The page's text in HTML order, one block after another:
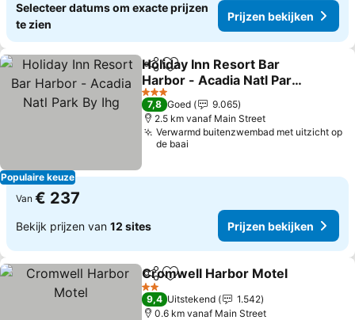
Selecteer datums om exacte prijzen
te zien
Prijzen bekijken
Populaire keuze
DelenToevoegen aan favorieten
Holiday Inn Resort Bar
Harbor - Acadia Natl Park
By Ihg
Prijzen bekijken
3 Sterren
7,8 Goed
9.065
2.5 km vanaf Main Street
Verwarmd buitenzwembad met uitzicht op
de baai
Van € 237
Bekijk prijzen van 12 sites Prijzen bekijken
DelenToevoegen aan favorieten
Cromwell Harbor Motel
2 Sterren
9,4 Uitstekend
1.542
0.6 km vanaf Main Street